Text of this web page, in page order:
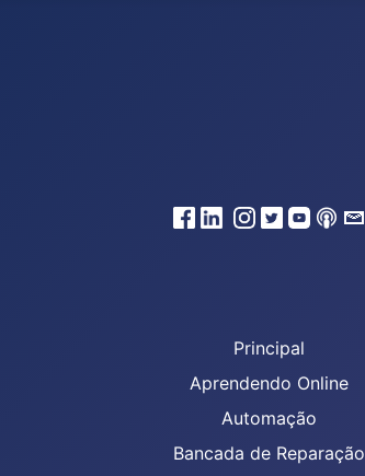
Principal
Aprendendo Online
Automação
Bancada de Reparação